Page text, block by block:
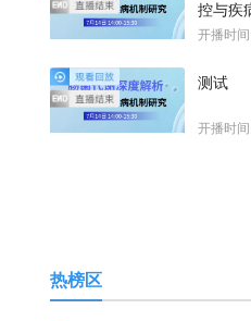
控与疾
开播时间
测试
开播时间
热榜区